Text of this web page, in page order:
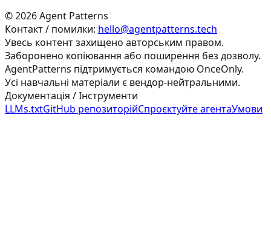
©2026Agent Patterns
Контакт / помилки: hello@agentpatterns.tech
Увесь контент захищено авторським правом.
Заборонено копіювання або поширення без дозволу.
AgentPatterns підтримується командою OnceOnly.
Усі навчальні матеріали є вендор-нейтральними.
Документація / Інструменти
LLMs.txtGitHub репозиторійСпроєктуйте агентаУмови